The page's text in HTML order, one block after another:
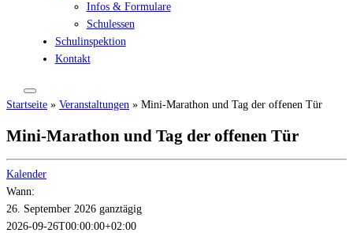
Infos & Formulare
Schulessen
Schulinspektion
Kontakt
Startseite » Veranstaltungen » Mini-Marathon und Tag der offenen Tür
Mini-Marathon und Tag der offenen Tür
Kalender
Wann:
26. September 2026 ganztägig
2026-09-26T00:00:00+02:00